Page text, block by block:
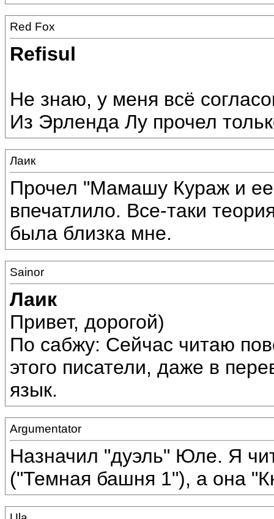
Red Fox
Refisul
Не знаю, у меня всё
Из Эрленда Лу прочел
Лаик
Прочел "Мамашу Кураж и
впечатлило. Все-таки
была близка мне.
Sainor
Лаик
Привет, дорогой)
По сабжу: Сейчас читаю
этого писатели, даже в
язык.
Argumentator
Назначил "дуэль" Юле. Я
("Темная башня 1"), а она